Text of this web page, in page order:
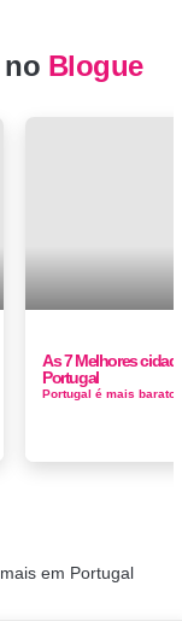
no Blogue
As 7 Melhores
Portugal
em Portugal